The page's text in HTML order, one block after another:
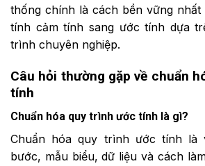
thống chính là cách bền vững
tính cảm tính sang ước tính dựa
trình chuyên nghiệp.
Câu hỏi thường gặp về chuẩn
tính
Chuẩn hóa quy trình ước tính là gì?
Chuẩn hóa quy trình ước tính là
bước, mẫu biểu, dữ liệu và cách